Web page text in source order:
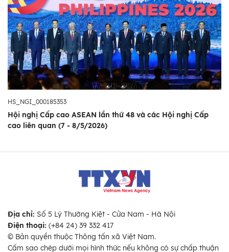
HS_NGI_000185353
Hội nghị Cấp cao ASEAN lần thứ 48 và các Hội nghị Cấp
cao liên quan (7 - 8/5/2026)
Địa chỉ: Số 5 Lý Thường Kiệt - Cửa Nam - Hà Nội
Điện thoại: (+84 24) 39 332 417
© Bản quyền thuộc Thông tấn xã Việt Nam.
Cấm sao chép dưới mọi hình thức nếu không có sự chấp thuận